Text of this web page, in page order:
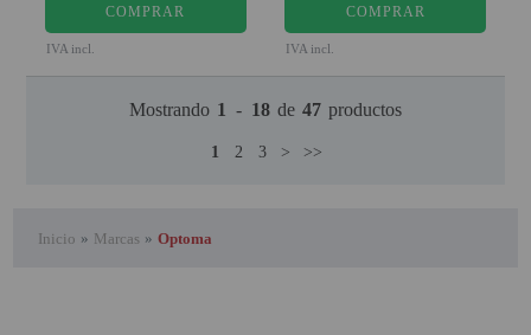
COMPRAR
IVA incl.
COMPRAR
IVA incl.
Mostrando 1 - 18 de 47 productos
1 2 3 > >>
Inicio » Marcas » Optoma